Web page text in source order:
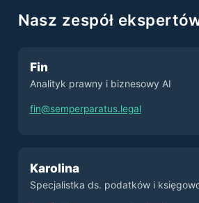
Nasz zespół
Fin
Analityk prawny i biznesowy AI
fin@semperparatus.legal
Karolina
Specjalistka ds. podatków i